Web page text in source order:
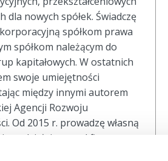
dla nowych spółek. Świadczę
spółkom prawa
spółkom należącym do
kapitałowych. W ostatnich
swoje umiejętności
między innymi autorem
Agencji Rozwoju
Od 2015 r. prowadzę własną
działającą pod firmą